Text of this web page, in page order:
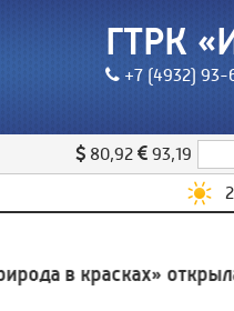
ГТРК
+7 (4932)
80,92
93,19
в красках» открылась